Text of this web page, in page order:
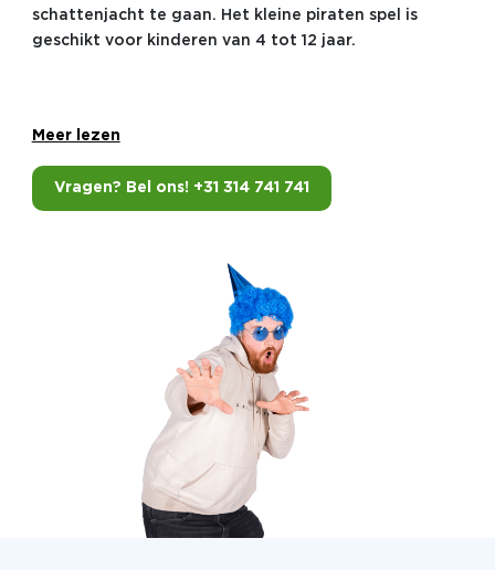
schattenjacht te gaan. Het kleine piraten spel is
geschikt voor kinderen van 4 tot 12 jaar.
Meer lezen
Vragen? Bel ons! +31 314 741 741